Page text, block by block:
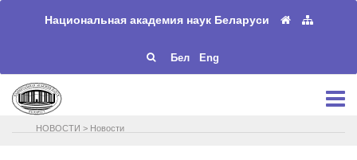
Национальная академия наук Беларуси
Бел Eng
НОВОСТИ > Новости